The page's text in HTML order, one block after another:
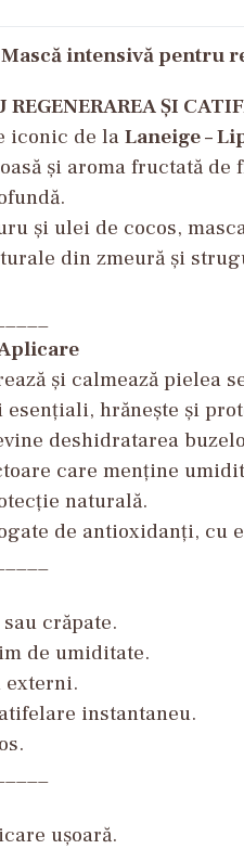
intensivă pentru
ȘI
iconic de la Laneige –
și aroma fructată
și ulei de cocos,
din zmeură și
și calmează pielea
esențiali, hrănește și
deshidratarea
care menține
naturală.
de antioxidanți,
crăpate.
de umiditate.
externi.
instantaneu.
ușoară.